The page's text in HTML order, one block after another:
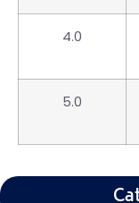
4.0
5.0